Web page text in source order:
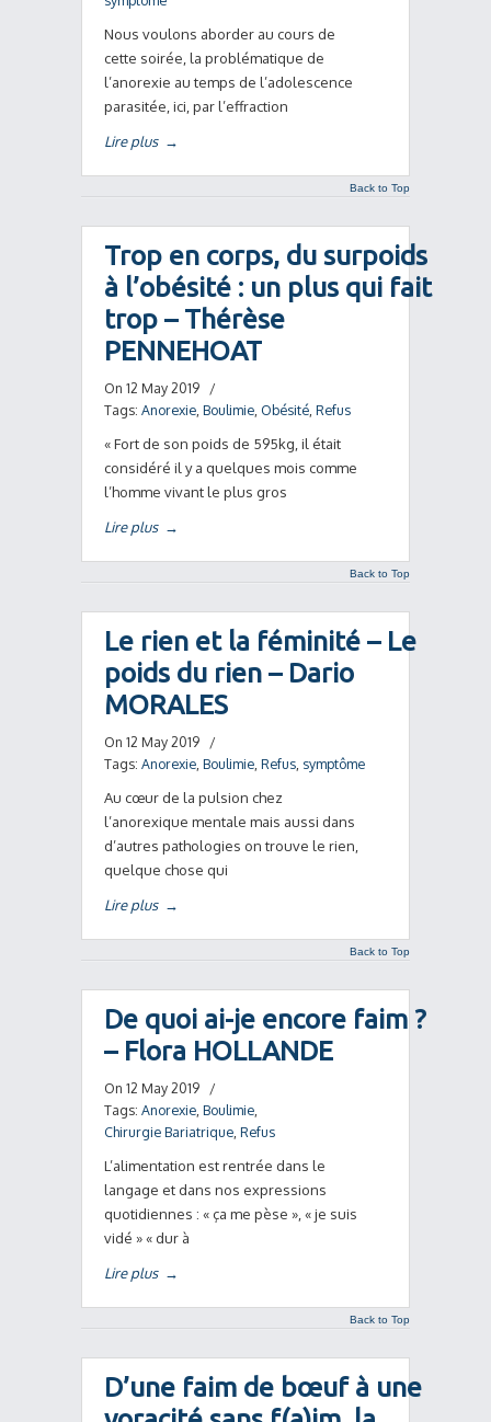
Nous voulons aborder au cours de
cette soirée, la problématique de
l’anorexie au temps de l’adolescence
parasitée, ici, par l’effraction
Lire plus →
Back to Top
Trop en corps, du surpoids
à l’obésité : un plus qui fait
trop – Thérèse
PENNEHOAT
On 12 May 2019
/
Tags: Anorexie Boulimie Obésité Refus
« Fort de son poids de 595kg, il était
considéré il y a quelques mois comme
l’homme vivant le plus gros
Lire plus →
Back to Top
Le rien et la féminité – Le
poids du rien – Dario
MORALES
On 12 May 2019
/
Tags: Anorexie Boulimie Refus symptôme
Au cœur de la pulsion chez
l’anorexique mentale mais aussi dans
d’autres pathologies on trouve le rien,
quelque chose qui
Lire plus →
Back to Top
De quoi ai-je encore faim ?
– Flora HOLLANDE
On 12 May 2019
/
Tags: Anorexie Boulimie
Chirurgie Bariatrique Refus
L’alimentation est rentrée dans le
langage et dans nos expressions
quotidiennes : « ça me pèse », « je suis
vidé » « dur à
Lire plus →
Back to Top
D’une faim de bœuf à une